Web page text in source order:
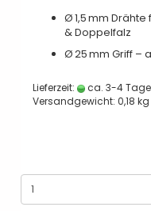
Ø 1,5 mm
& Doppelfalz
Ø 25 mm Griff –
Lieferzeit: ca. 3-4 Tage
Versandgewicht:0,18 kg